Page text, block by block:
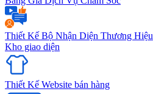
Thiết Kế Bộ Nhận Diện Thương Hiệu
Kho giao diện
Thiết Kế Website bán hàng